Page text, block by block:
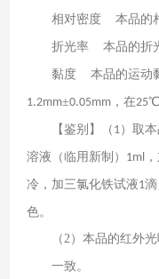
相对密度
本品的
折光率 本品的折
黏度 本品的运动
1.2mm±0.05mm，在25℃
【鉴别】（ 1）取
溶液（临用新制） 1ml，
冷，加三氯化铁试液1
色。
（2） 本品的红外
一致。